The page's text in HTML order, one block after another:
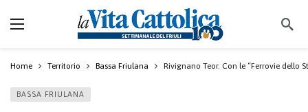
Home Territorio Bassa Friulana Rivignano Teor. Con le “Ferrovie dello
BASSA FRIULANA